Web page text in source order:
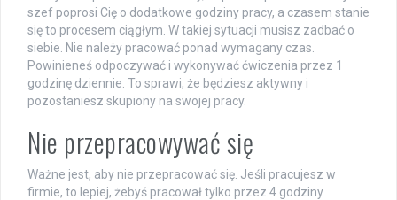
szef poprosi Cię o dodatkowe godziny pracy, a czasem stanie
się to procesem ciągłym. W takiej sytuacji musisz zadbać o
siebie. Nie należy pracować ponad wymagany czas.
Powinieneś odpoczywać i wykonywać ćwiczenia przez 1
godzinę dziennie. To sprawi, że będziesz aktywny i
pozostaniesz skupiony na swojej pracy.
Nie przepracowywać się
Ważne jest, aby nie przepracować się. Jeśli pracujesz w
firmie, to lepiej, żebyś pracował tylko przez 4 godziny